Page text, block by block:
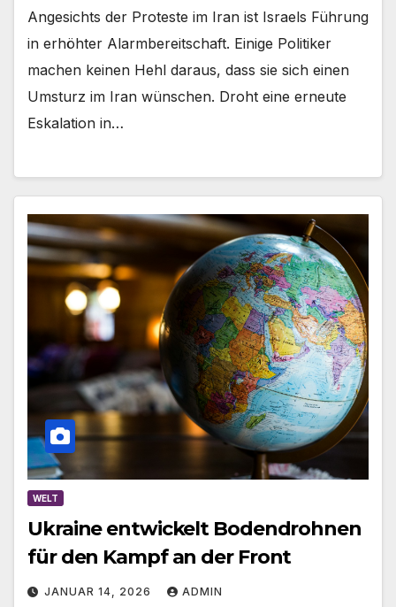
Angesichts der Proteste im Iran ist Israels Führung
in erhöhter Alarmbereitschaft. Einige Politiker
machen keinen Hehl daraus, dass sie sich einen
Umsturz im Iran wünschen. Droht eine erneute
Eskalation in…
WELT
Ukraine entwickelt Bodendrohnen
für den Kampf an der Front
JANUAR 14, 2026 ADMIN